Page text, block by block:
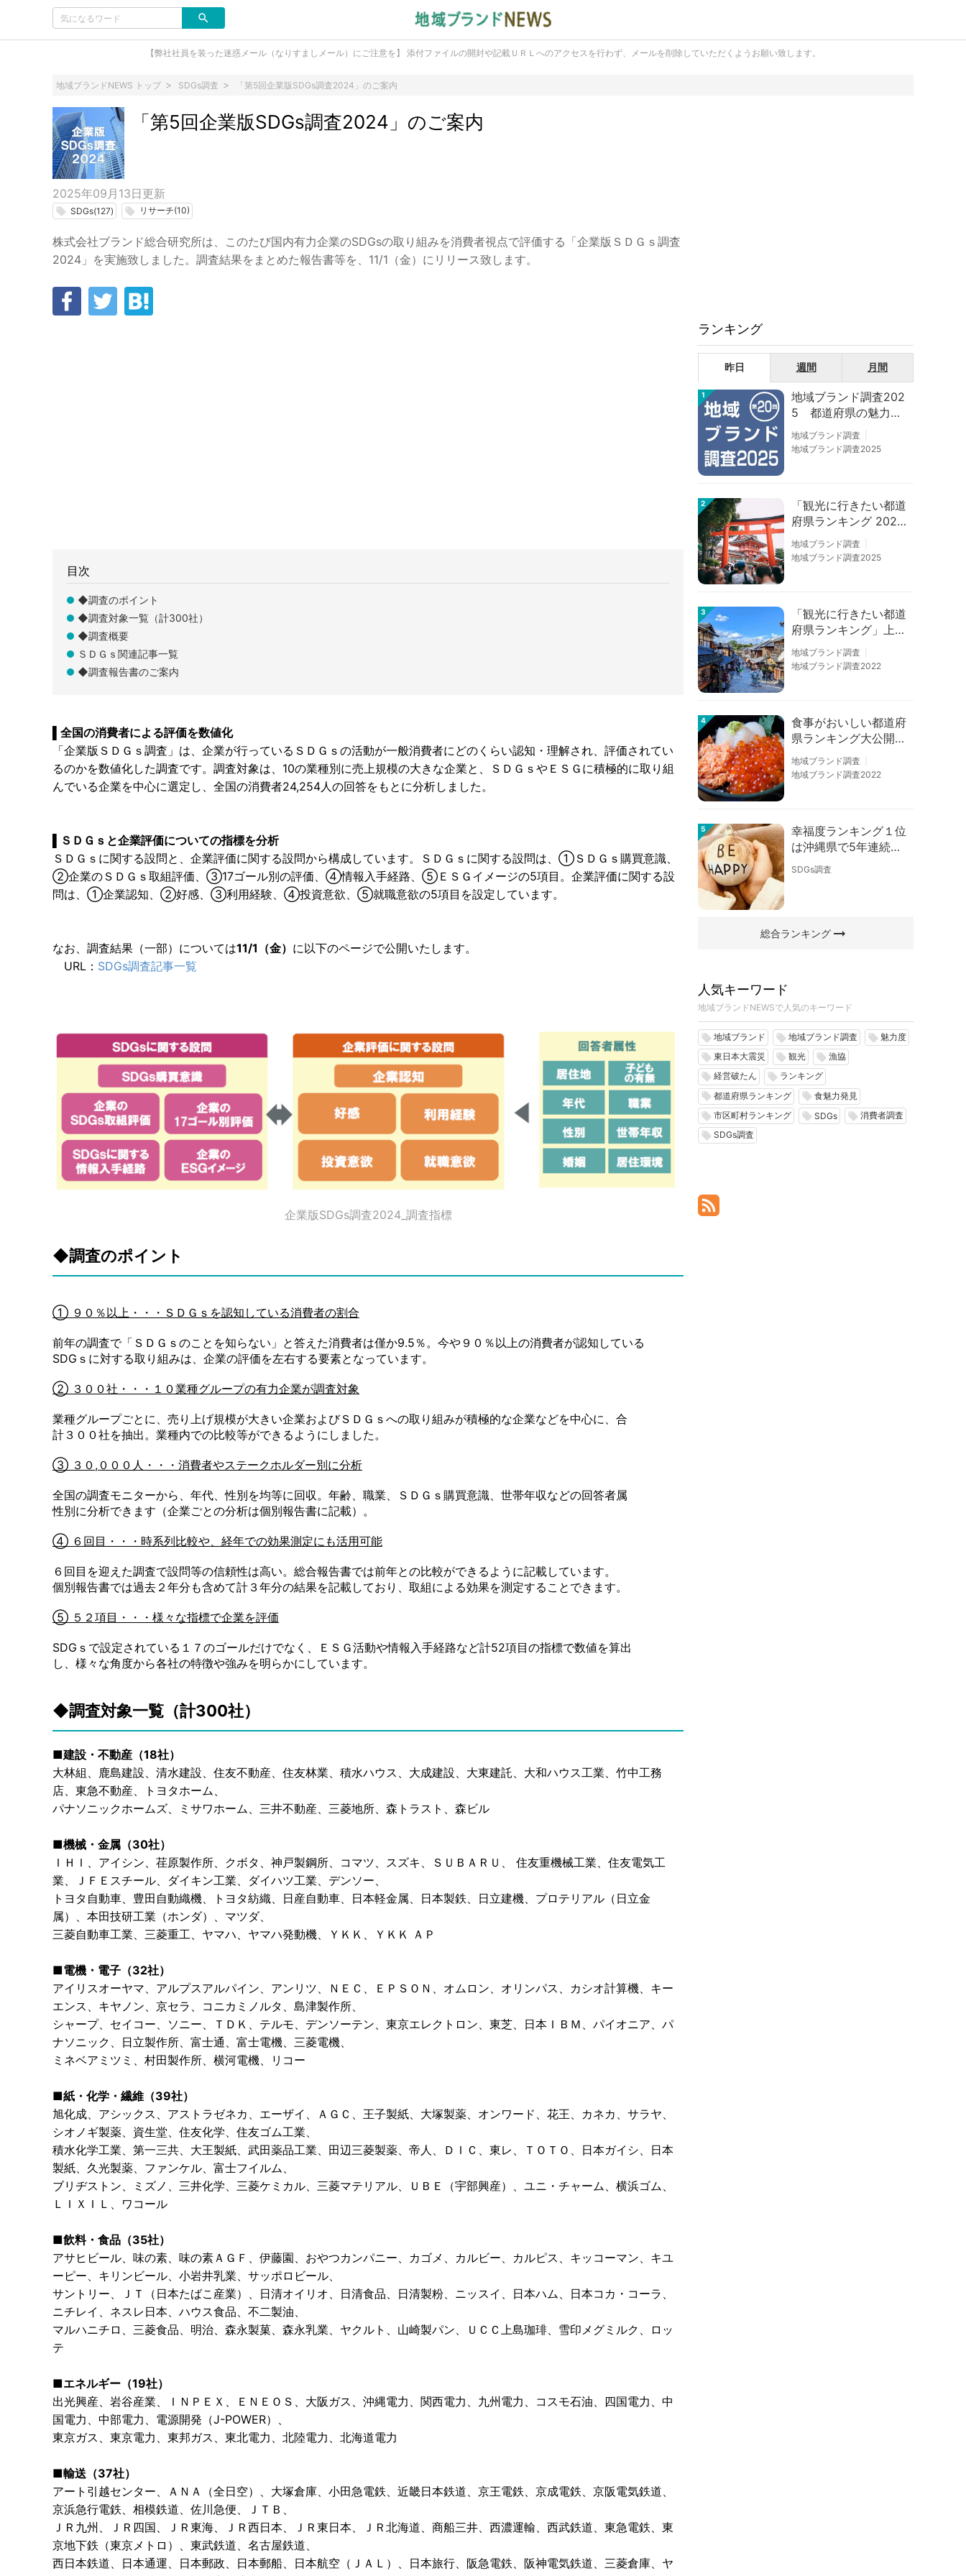
【弊社社員を装った迷惑メール（なりすましメール）にご注意を】 添付ファイルの開封や記載ＵＲＬへのアクセスを行わず、メールを削除していただくようお願い致します。
地域ブランドNEWS トップ SDGs調査 「第5回企業版SDGs調査2024」のご案内
「第5回企業版SDGs調査2024」のご案内
2025年09月13日 更新
local_offer SDGs(127) local_offer リサーチ(10)
株式会社ブランド総合研究所は、このたび国内有力企業のSDGsの取り組みを消費者視点で評価する「企業版ＳＤＧｓ調査
2024」を実施致しました。調査結果をまとめた報告書等を、11/1（金）にリリース致します。
目次
◆調査のポイント
◆調査対象一覧（計300社）
◆調査概要
ＳＤＧｓ関連記事一覧
◆調査報告書のご案内
▌全国の消費者による評価を数値化
「企業版ＳＤＧｓ調査」は、企業が行っているＳＤＧｓの活動が一般消費者にどのくらい認知・理解され、評価されてい
るのかを数値化した調査です。調査対象は、10の業種別に売上規模の大きな企業と、ＳＤＧｓやＥＳＧに積極的に取り組
んでいる企業を中心に選定し、全国の消費者24,254人の回答をもとに分析しました。
▌ＳＤＧｓと企業評価についての指標を分析
ＳＤＧｓに関する設問と、企業評価に関する設問から構成しています。ＳＤＧｓに関する設問は、①ＳＤＧｓ購買意識、
②企業のＳＤＧｓ取組評価、③17ゴール別の評価、④情報入手経路、⑤ＥＳＧイメージの5項目。企業評価に関する設
問は、①企業認知、②好感、③利用経験、④投資意欲、⑤就職意欲の5項目を設定しています。
なお、調査結果（一部）については11/1（金） に以下のページで公開いたします。
URL： SDGs調査記事一覧
企業版SDGs調査2024_調査指標
◆調査のポイント
① ９０％以上・・・ＳＤＧｓを認知している消費者の割合
前年の調査で「ＳＤＧｓのことを知らない」と答えた消費者は僅か9.5％。今や９０％以上の消費者が認知している
SDGｓに対する取り組みは、企業の評価を左右する要素となっています。
② ３００社・・・１０業種グループの有力企業が調査対象
業種グループごとに、売り上げ規模が大きい企業およびＳＤＧｓへの取り組みが積極的な企業などを中心に、合
計３００社を抽出。業種内での比較等ができるようにしました。
③ ３０,０００人・・・消費者やステークホルダー別に分析
全国の調査モニターから、年代、性別を均等に回収。年齢、職業、ＳＤＧｓ購買意識、世帯年収などの回答者属
性別に分析できます（企業ごとの分析は個別報告書に記載）。
④ ６回目・・・時系列比較や、経年での効果測定にも活用可能
６回目を迎えた調査で設問等の信頼性は高い。総合報告書では前年との比較ができるように記載しています。
個別報告書では過去２年分も含めて計３年分の結果を記載しており、取組による効果を測定することできます。
⑤ ５２項目・・・様々な指標で企業を評価
SDGｓで設定されている１７のゴールだけでなく、ＥＳＧ活動や情報入手経路など計52項目の指標で数値を算出
し、様々な角度から各社の特徴や強みを明らかにしています。
◆調査対象一覧（計300社）
■建設・不動産（18社）
大林組、鹿島建設、清水建設、住友不動産、住友林業、積水ハウス、大成建設、大東建託、大和ハウス工業、竹中工務
店、東急不動産、トヨタホーム、
パナソニックホームズ、ミサワホーム、三井不動産、三菱地所、森トラスト、森ビル
■機械・金属（30社）
ＩＨＩ、アイシン、荏原製作所、クボタ、神戸製鋼所、コマツ、スズキ、ＳＵＢＡＲＵ、 住友重機械工業、住友電気工
業、ＪＦＥスチール、ダイキン工業、ダイハツ工業、デンソー、
トヨタ自動車、豊田自動織機、トヨタ紡織、日産自動車、日本軽金属、日本製鉄、日立建機、プロテリアル（日立金
属）、本田技研工業（ホンダ）、マツダ、
三菱自動車工業、三菱重工、ヤマハ、ヤマハ発動機、ＹＫＫ、ＹＫＫ ＡＰ
■電機・電子（32社）
アイリスオーヤマ、アルプスアルパイン、アンリツ、ＮＥＣ、ＥＰＳＯＮ、オムロン、オリンパス、カシオ計算機、キー
エンス、キヤノン、京セラ、コニカミノルタ、島津製作所、
シャープ、セイコー、ソニー、ＴＤＫ、テルモ、デンソーテン、東京エレクトロン、東芝、日本ＩＢＭ、パイオニア、パ
ナソニック、日立製作所、富士通、富士電機、三菱電機、
ミネベアミツミ、村田製作所、横河電機、リコー
■紙・化学・繊維（39社）
旭化成、アシックス、アストラゼネカ、エーザイ、ＡＧＣ、王子製紙、大塚製薬、オンワード、花王、カネカ、サラヤ、
シオノギ製薬、資生堂、住友化学、住友ゴム工業、
積水化学工業、第一三共、大王製紙、武田薬品工業、田辺三菱製薬、帝人、ＤＩＣ、東レ、ＴＯＴＯ、日本ガイシ、日本
製紙、久光製薬、ファンケル、富士フイルム、
ブリヂストン、ミズノ、三井化学、三菱ケミカル、三菱マテリアル、ＵＢＥ（宇部興産）、ユニ・チャーム、横浜ゴム、
ＬＩＸＩＬ、ワコール
■飲料・食品（35社）
アサヒビール、味の素、味の素ＡＧＦ、伊藤園、おやつカンパニー、カゴメ、カルビー、カルピス、キッコーマン、キユ
ーピー、キリンビール、小岩井乳業、サッポロビール、
サントリー、ＪＴ（日本たばこ産業）、日清オイリオ、日清食品、日清製粉、ニッスイ、日本ハム、日本コカ・コーラ、
ニチレイ、ネスレ日本、ハウス食品、不二製油、
マルハニチロ、三菱食品、明治、森永製菓、森永乳業、ヤクルト、山崎製パン、ＵＣＣ上島珈琲、雪印メグミルク、ロッ
テ
■エネルギー（19社）
出光興産、岩谷産業、ＩＮＰＥＸ、ＥＮＥＯＳ、大阪ガス、沖縄電力、関西電力、九州電力、コスモ石油、四国電力、中
国電力、中部電力、電源開発（J-POWER）、
東京ガス、東京電力、東邦ガス、東北電力、北陸電力、北海道電力
■輸送（37社）
アート引越センター、ＡＮＡ（全日空）、大塚倉庫、小田急電鉄、近畿日本鉄道、京王電鉄、京成電鉄、京阪電気鉄道、
京浜急行電鉄、相模鉄道、佐川急便、ＪＴＢ、
ＪＲ九州、ＪＲ四国、ＪＲ東海、ＪＲ西日本、ＪＲ東日本、ＪＲ北海道、商船三井、西濃運輸、西武鉄道、東急電鉄、東
京地下鉄（東京メトロ）、東武鉄道、名古屋鉄道、
西日本鉄道、日本通運、日本郵政、日本郵船、日本航空（ＪＡＬ）、日本旅行、阪急電鉄、阪神電気鉄道、三菱倉庫、ヤ
ランキング
昨日 週間 月間
1
地域ブランド調査202
5 都道府県の魅力度
等調査結果
地域ブランド調査
地域ブランド調査2025
2
「観光に行きたい都道
府県ランキング 202
6」京都は低下、神奈
川上昇
地域ブランド調査
地域ブランド調査2025
3
「観光に行きたい都道
府県ランキング」上位
の順位に変動あり
地域ブランド調査
地域ブランド調査2022
4
食事がおいしい都道府
県ランキング大公開！
１位は北海道、３位は
大阪府、２位は〇〇
地域ブランド調査
地域ブランド調査2022
5
幸福度ランキング１位
は沖縄県で5年連続！
佐賀、愛知が順位上昇
【幸福度調査2026】
SDGs調査
総合ランキングarrow_right_alt
人気キーワード
地域ブランドNEWSで人気のキーワード
local_offer 地域ブランド local_offer 地域ブランド調査 local_offer 魅力度
local_offer 東日本大震災 local_offer 観光 local_offer 漁協
local_offer 経営破たん local_offer ランキング
local_offer 都道府県ランキング local_offer 食魅力発見
local_offer 市区町村ランキング local_offer SDGs local_offer 消費者調査
local_offer SDGs調査